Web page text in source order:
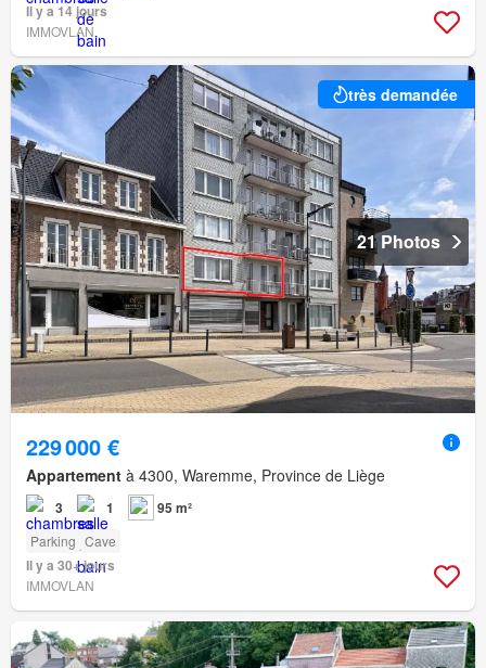
Il y a 14 jours
IMMOVLAN
très demandée
21 Photos
229 000 €
Appartement à 4300, Waremme, Province de Liège
3 1 95 m²
Parking Cave
Il y a 30+ jours
IMMOVLAN